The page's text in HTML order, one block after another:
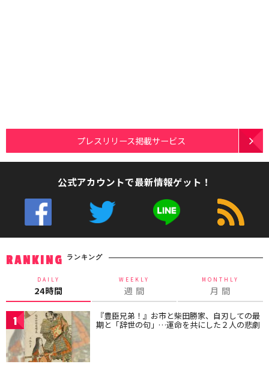
プレスリリース掲載サービス
公式アカウントで最新情報ゲット！
RANKING ランキング
DAILY
24時間
WEEKLY
週 間
MONTHLY
月 間
1 『豊臣兄弟！』お市と柴田勝家、自刃しての最
期と「辞世の句」…運命を共にした２人の悲劇